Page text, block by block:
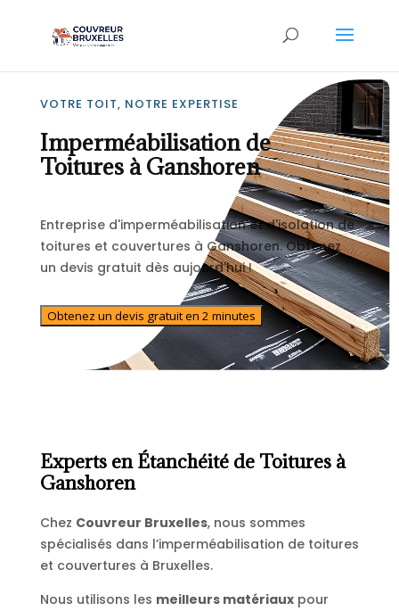
VOTRE TOIT, NOTRE EXPERTISE
Imperméabilisation de
Toitures à Ganshoren
Entreprise d'imperméabilisation et d'isolation de
toitures et couvertures à Ganshoren. Obtenez
un devis gratuit dès aujourd'hui !
Obtenez un devis gratuit en 2 minutes
Experts en Étanchéité de Toitures à
Ganshoren
Chez Couvreur Bruxelles, nous sommes
spécialisés dans l’imperméabilisation de toitures
et couvertures à Bruxelles.
Nous utilisons les meilleurs matériauxpour